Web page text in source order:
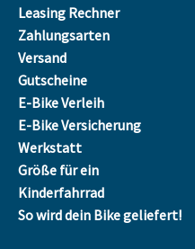
Leasing Rechner
Zahlungsarten
Versand
Gutscheine
E-Bike Verleih
E-Bike Versicherung
Werkstatt
Größe für ein
Kinderfahrrad
So wird dein Bike geliefert!